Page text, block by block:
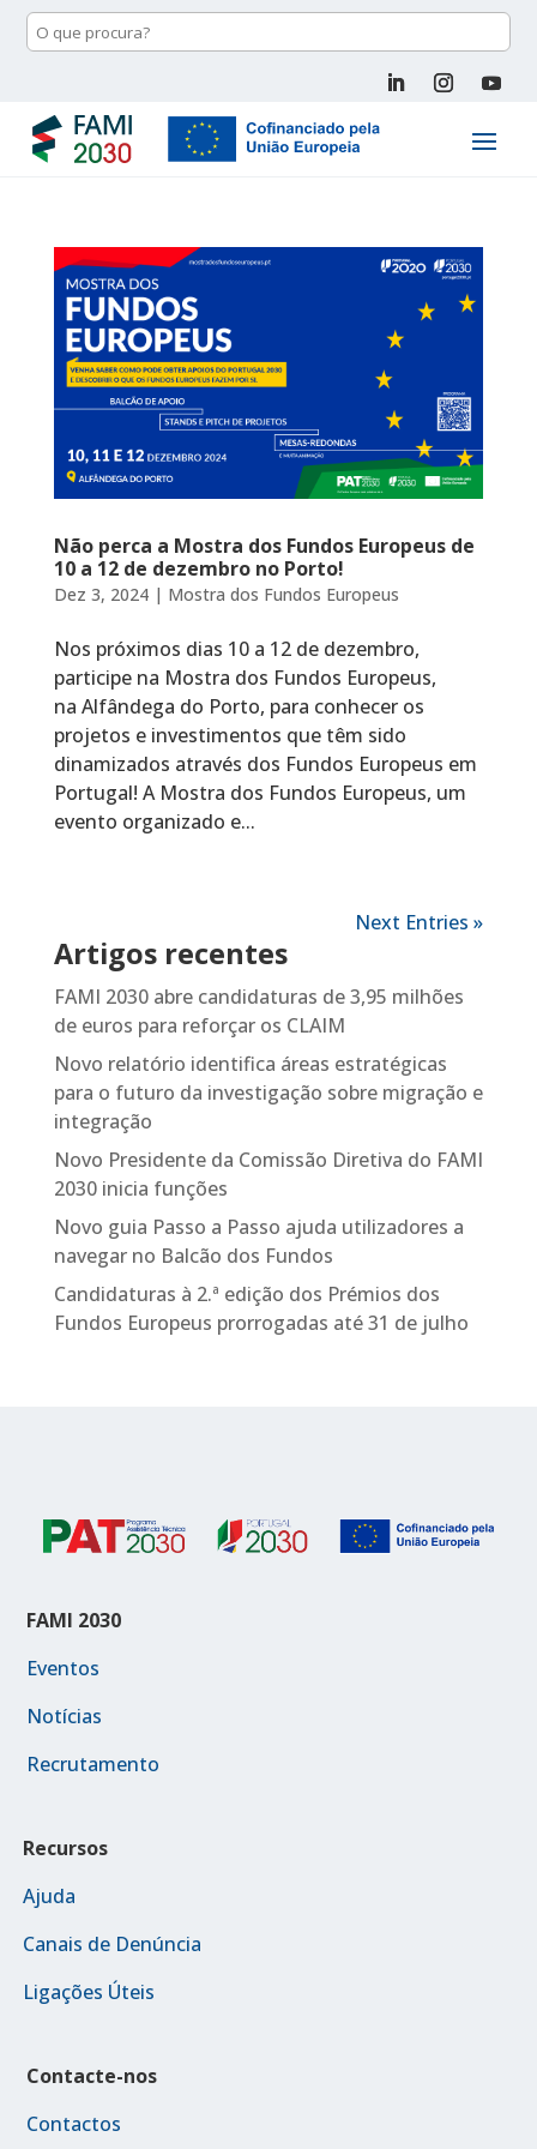
Não perca a Mostra dos Fundos Europeus de
10 a 12 de dezembro no Porto!
Dez 3, 2024| Mostra dos Fundos Europeus
Nos próximos dias 10 a 12 de dezembro,
participe na Mostra dos Fundos Europeus,
na Alfândega do Porto, para conhecer os
projetos e investimentos que têm sido
dinamizados através dos Fundos Europeus em
Portugal! A Mostra dos Fundos Europeus, um
evento organizado e...
Next Entries »
Artigos recentes
FAMI 2030 abre candidaturas de 3,95 milhões
de euros para reforçar os CLAIM
Novo relatório identifica áreas estratégicas
para o futuro da investigação sobre migração e
integração
Novo Presidente da Comissão Diretiva do FAMI
2030 inicia funções
Novo guia Passo a Passo ajuda utilizadores a
navegar no Balcão dos Fundos
Candidaturas à 2.ª edição dos Prémios dos
Fundos Europeus prorrogadas até 31 de julho
FAMI 2030
Eventos
Notícias
Recrutamento
Recursos
Ajuda
Canais de Denúncia
Ligações Úteis
Contacte-nos
Contactos